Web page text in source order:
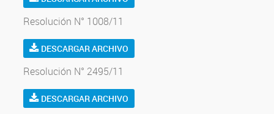
Resolución N° 1008/11
DESCARGAR ARCHIVO
Resolución N° 2495/11
DESCARGAR ARCHIVO